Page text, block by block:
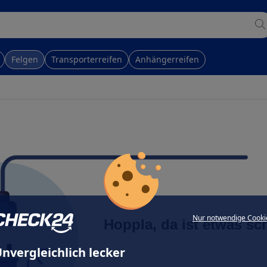
Nur notwendige
lecker
Felgen Transporterreifen Anhängerreifen
Hoppla, da ist etwas